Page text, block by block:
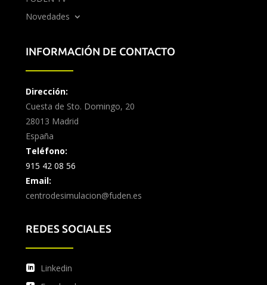
Novedades
INFORMACIÓN DE CONTACTO
Dirección:
Cuesta de Sto. Domingo, 20
28013 Madrid
España
Teléfono:
915 42 08 56
Email:
centrodesimulacion@fuden.es
REDES SOCIALES
Linkedin